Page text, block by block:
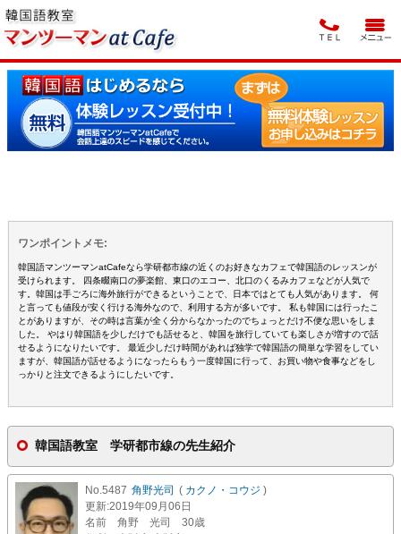
ワンポイントメモ:
韓国語マンツーマンatCafeなら学研都市線の近くのお好きなカフェで韓国語のレッスンが
受けられます。 四条畷南口の夢楽館、東口のエコー、北口のくるみカフェなどが人気で
す。韓国は手ごろに海外旅行ができるということで、日本ではとても人気があります。 何
と言っても値段が安く行ける海外なので、利用する方が多いです。 私も韓国には行ったこ
とがありますが、その時は言葉が全く分からなかったのでちょっとだけ不便な思いをしま
した。 やはり韓国語を少しだけでも話せると、韓国を旅行していても楽しさが増すので話
せるようになりたいです。 最近少しだけ時間があれば独学で韓国語の簡単な学習をしてい
ますが、韓国語が話せるようになったらもう一度韓国に行って、お買い物や食事などをし
っかりと注文できるようにしたいです。
韓国語教室 学研都市線の先生紹介
No.5487 角野光司 ( カクノ・コウジ )
更新:2019年09月06日
名前
角野 光司 30歳